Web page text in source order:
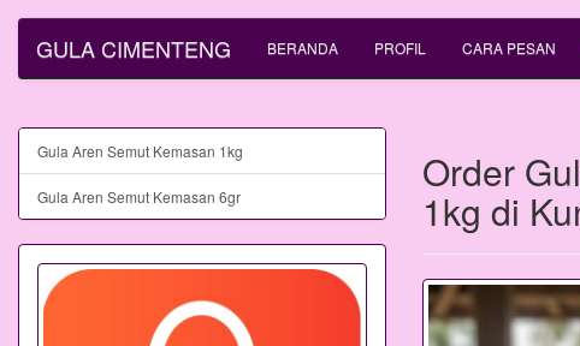
GULA CIMENTENG BERANDA PROFIL CARA PESAN
Order
1kg di
Gula Aren Semut Kemasan 1kg
Gula Aren Semut Kemasan 6gr